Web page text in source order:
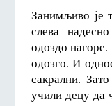
Занимљиво је
слева
одоздо
одозго. И
сакрални.
учили децу да